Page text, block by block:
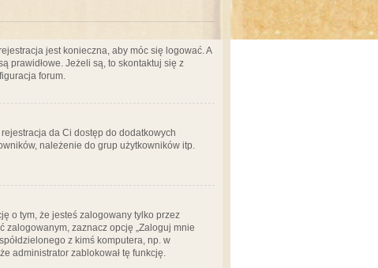
jest konieczna, aby móc się logować. A
prawidłowe. Jeżeli są, to skontaktuj się z
forum.
da Ci dostęp do dodatkowych
należenie do grup użytkowników itp.
o tym, że jesteś zalogowany tylko przez
zalogowanym, zaznacz opcję „Zaloguj mnie
z kimś komputera, np. w
administrator zablokował tę funkcję.